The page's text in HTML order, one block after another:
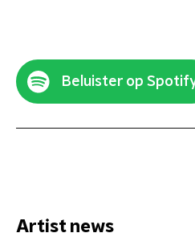
Beluister op
Artist news